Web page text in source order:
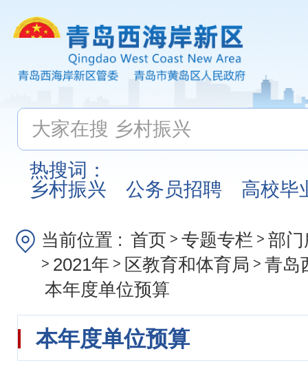
热搜词：
乡村振兴
公务员招聘 高校毕
当前位置 : 首页 > 专题专栏 > 部
> 2021年 > 区教育和体育局 > 青岛
本年度单位预算
本年度单位预算